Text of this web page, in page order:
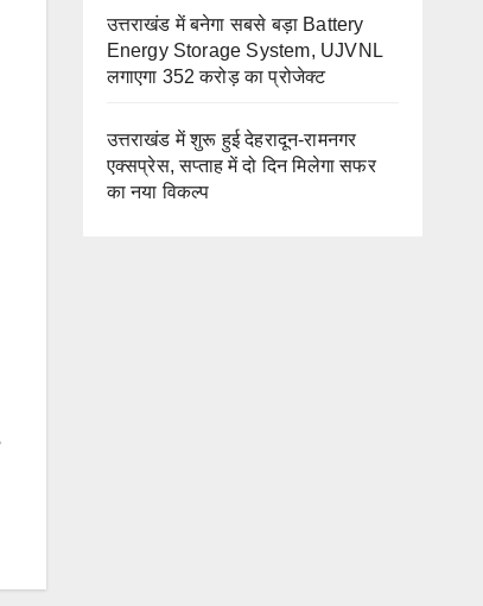
उत्तराखंड में बनेगा सबसे बड़ा Battery
Energy Storage System, UJVNL
लगाएगा 352 करोड़ का प्रोजेक्ट
उत्तराखंड में शुरू हुई देहरादून-रामनगर
एक्सप्रेस, सप्ताह में दो दिन मिलेगा सफर
का नया विकल्प